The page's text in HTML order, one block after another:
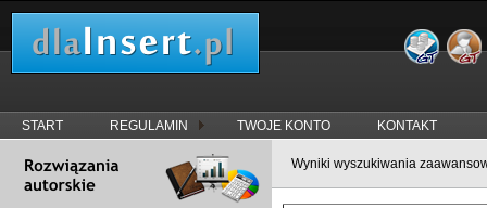
START REGULAMIN TWOJE KONTO KONTAKT
Wyniki wyszukiwania